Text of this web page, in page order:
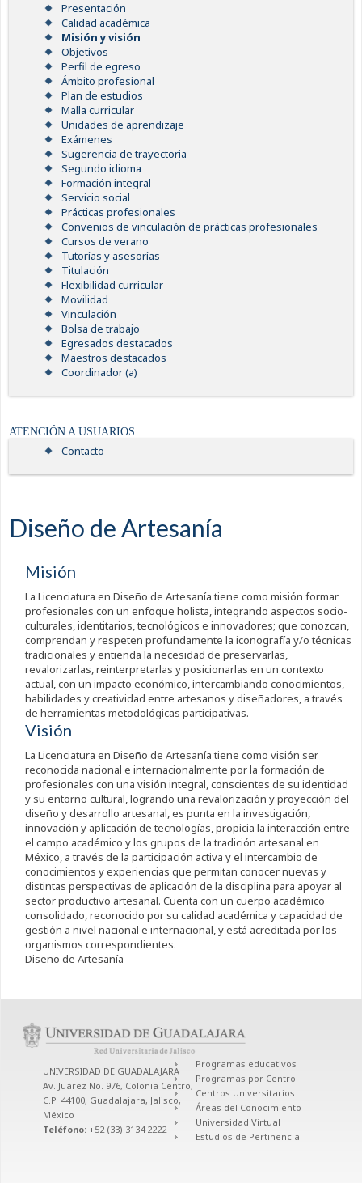
Presentación
Calidad académica
Misión y visión
Objetivos
Perfil de egreso
Ámbito profesional
Plan de estudios
Malla curricular
Unidades de aprendizaje
Exámenes
Sugerencia de trayectoria
Segundo idioma
Formación integral
Servicio social
Prácticas profesionales
Convenios de vinculación de prácticas profesionales
Cursos de verano
Tutorías y asesorías
Titulación
Flexibilidad curricular
Movilidad
Vinculación
Bolsa de trabajo
Egresados destacados
Maestros destacados
Coordinador (a)
ATENCIÓN A USUARIOS
Contacto
Diseño de Artesanía
Misión
La Licenciatura en Diseño de Artesanía tiene como misión formar
profesionales con un enfoque holista, integrando aspectos socio-
culturales, identitarios, tecnológicos e innovadores; que conozcan,
comprendan y respeten profundamente la iconografía y/o técnicas
tradicionales y entienda la necesidad de preservarlas,
revalorizarlas, reinterpretarlas y posicionarlas en un contexto
actual, con un impacto económico, intercambiando conocimientos,
habilidades y creatividad entre artesanos y diseñadores, a través
de herramientas metodológicas participativas.
Visión
La Licenciatura en Diseño de Artesanía tiene como visión ser
reconocida nacional e internacionalmente por la formación de
profesionales con una visión integral, conscientes de su identidad
y su entorno cultural, logrando una revalorización y proyección del
diseño y desarrollo artesanal, es punta en la investigación,
innovación y aplicación de tecnologías, propicia la interacción entre
el campo académico y los grupos de la tradición artesanal en
México, a través de la participación activa y el intercambio de
conocimientos y experiencias que permitan conocer nuevas y
distintas perspectivas de aplicación de la disciplina para apoyar al
sector productivo artesanal. Cuenta con un cuerpo académico
consolidado, reconocido por su calidad académica y capacidad de
gestión a nivel nacional e internacional, y está acreditada por los
organismos correspondientes.
Diseño de Artesanía
UNIVERSIDAD DE GUADALAJARA
Av. Juárez No. 976, Colonia Centro,
C.P. 44100, Guadalajara, Jalisco,
México
Teléfono: +52 (33) 3134 2222
Programas educativos
Programas por Centro
Centros Universitarios
Áreas del Conocimiento
Universidad Virtual
Estudios de Pertinencia